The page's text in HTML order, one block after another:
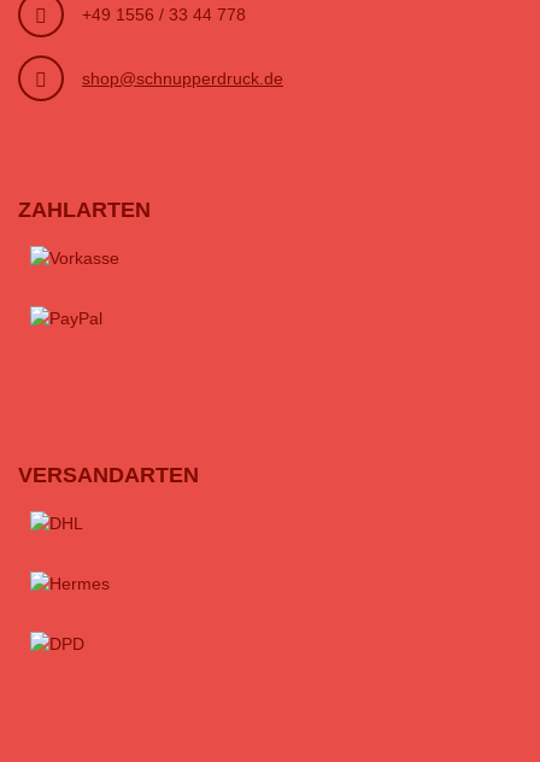
+49 1556 / 33 44 778
shop@schnupperdruck.de
ZAHLARTEN
VERSANDARTEN